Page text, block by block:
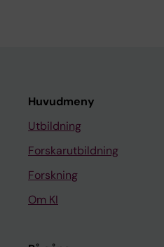
Huvudmeny
Utbildning
Forskarutbildning
Forskning
Om KI